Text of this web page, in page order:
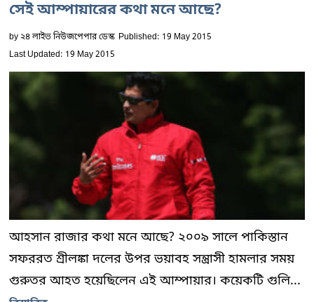
সেই আম্পায়ারের কথা মনে আছে?
by২৪ লাইভ নিউজপেপার ডেস্ক Published: 19 May 2015
Last Updated: 19 May 2015
আহসান রাজার কথা মনে আছে? ২০০৯ সালে পাকিস্তান
সফররত শ্রীলঙ্কা দলের উপর ভয়াবহ সন্ত্রাসী হামলার সময়
গুরুতর আহত হয়েছিলেন এই আম্পায়ার। কয়েকটি গুলি...